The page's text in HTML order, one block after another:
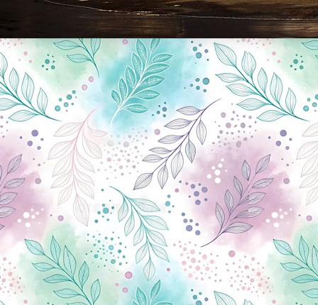
Новини Чернігова, Чернігівські новини, Чернігівський формат, новини Чернігова, події в Чернігові: політика, економіка, аналітика, культура, відеоновини, екологія, спортивний Чернігів, туризм, Чернігів